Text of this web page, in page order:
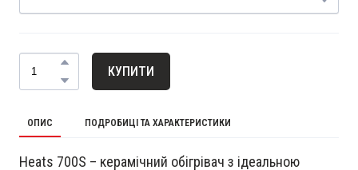
КУПИТИ
ОПИС ПОДРОБИЦІ ТА ХАРАКТЕРИСТИКИ
Heats 700S – керамічний обігрівач з ідеальною